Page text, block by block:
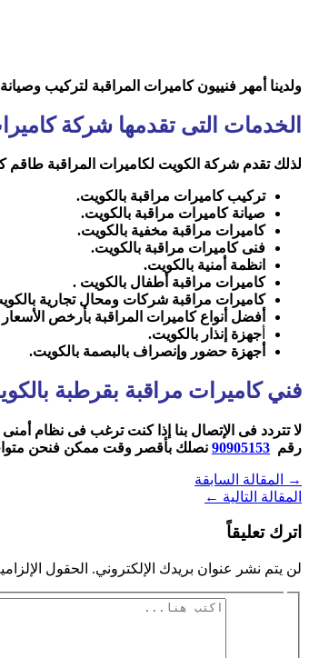
ولدينا أمهر فنييون كاميرات المراقبة لتركيب
الخدمات التى تقدمها شركة
لذلك تقدم شركة الكويت لكاميرات المراقبة طاقم
تركيب كاميرات مراقبة بالكويت.
صيانة كاميرات مراقبة بالكويت.
كاميرات مراقبة مخفية بالكويت.
فنى كاميرات مراقبة بالكويت.
انظمة أمنية بالكويت.
كاميرات مراقبة أطفال بالكويت .
كاميرات مراقبة شركات ومحال تجارية
أفضل أنواع كاميرات المراقبة بأرخص
جهزة إنذار بالكويت.
أجهزة حضور وإنصراف بالبصمة بالكويت.
فني كاميرات مراقبة بقرطبة بالكويت
لا تتردد فى الإتصال بنا إذا كنت ترغب فى نظام
رقم 90905153 نصلك بأقصر وقت ممكن فنحن
→
المقالة السابقة
المقالة التالية ←
اترك تعليقاً
لن يتم نشر عنوان بريدك الإلكتروني. الحقول